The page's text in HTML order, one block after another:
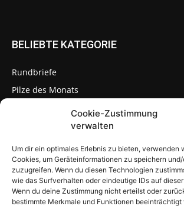
Cookie-Zustimmung
verwalten
Um dir ein optimales Erlebnis zu bieten, verwenden
Cookies, um Geräteinformationen zu speichern
zuzugreifen. Wenn du diesen Technologien
wie das Surfverhalten oder eindeutige IDs auf
Wenn du deine Zustimmung nicht erteilst oder
bestimmte Merkmale und Funktionen beeinträchtigt
BELIEBTE KATEGORIE
Rundbriefe
Pilze des Monats